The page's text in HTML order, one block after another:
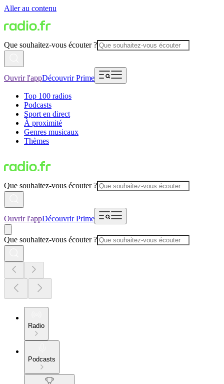
Aller au contenu
Que souhaitez-vous écouter ?
Ouvrir l'appDécouvrir Prime
Top 100 radios
Podcasts
Sport en direct
À proximité
Genres musicaux
Thèmes
Que souhaitez-vous écouter ?
Ouvrir l'appDécouvrir Prime
Que souhaitez-vous écouter ?
Radio
Podcasts